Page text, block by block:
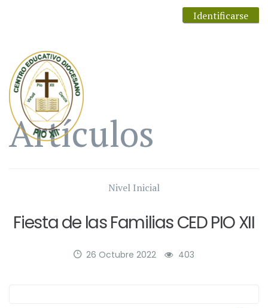
Identificarse
Artículos
Nivel Inicial
Fiesta de las Familias CED PIO XII
26 Octubre 2022 403